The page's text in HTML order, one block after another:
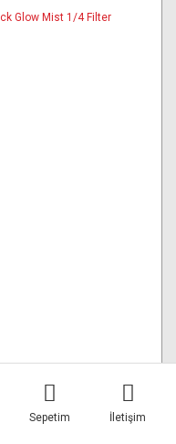
Glow Mist 1/4
Sepetim İletişim